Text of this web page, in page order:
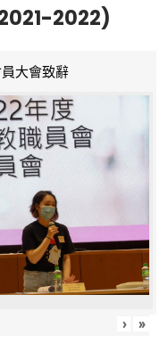
2022)
大會致辭
› »